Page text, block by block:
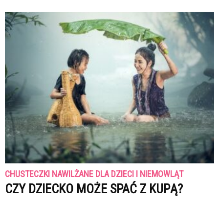
CHUSTECZKI NAWILŻANE DLA DZIECI I NIEMOWLĄT
CZY DZIECKO MOŻE SPAĆ Z KUPĄ?